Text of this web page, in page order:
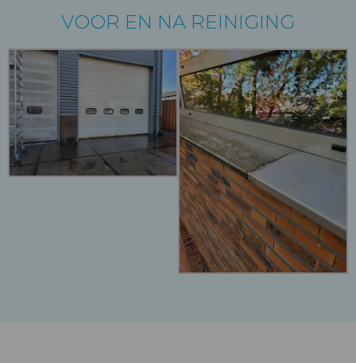
VOOR EN NA REINIGING